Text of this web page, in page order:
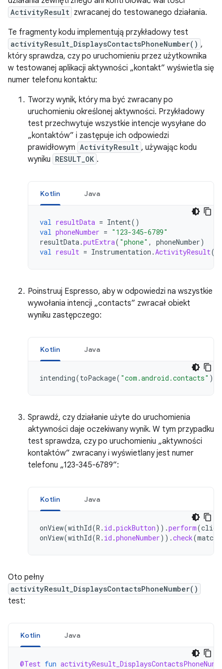
ActivityResult zwracanej do testowanego działania.
Te fragmenty kodu implementują przykładowy test
activityResult_DisplaysContactsPhoneNumber() ,
który sprawdza, czy po uruchomieniu przez użytkownika
w testowanej aplikacji aktywności „kontakt” wyświetla się
numer telefonu kontaktu:
Tworzy wynik, który ma być zwracany po
uruchomieniu określonej aktywności. Przykładowy
test przechwytuje wszystkie intencje wysyłane do
„kontaktów” i zastępuje ich odpowiedzi
prawidłowym ActivityResult , używając kodu
wyniku RESULT_OK .
Kotlin Java
val resultData = Intent()
val phoneNumber = "123-345-6789"
resultData.putExtra( "phone" , phoneNumber)
val result = Instrumentation .ActivityResult(
Poinstruuj Espresso, aby w odpowiedzi na wszystkie
wywołania intencji „contacts” zwracał obiekt
wyniku zastępczego:
Kotlin Java
intending(toPackage( "com.android.contacts" )).
Sprawdź, czy działanie użyte do uruchomienia
aktywności daje oczekiwany wynik. W tym przypadku
test sprawdza, czy po uruchomieniu „aktywności
kontaktów” zwracany i wyświetlany jest numer
telefonu „123-345-6789”:
Kotlin Java
onView(withId(R . id .pickButton)).perform(click
onView(withId(R . id .phoneNumber)).check(
Oto pełny
activityResult_DisplaysContactsPhoneNumber()
test:
Kotlin Java
@Test fun